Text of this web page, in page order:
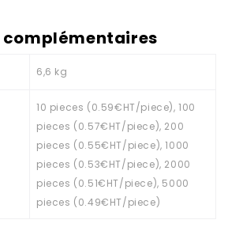
6,6 kg
10 pieces (0.59€HT/piece), 100
pieces (0.57€HT/piece), 200
pieces (0.55€HT/piece), 1000
pieces (0.53€HT/piece), 2000
pieces (0.51€HT/piece), 5000
pieces (0.49€HT/piece)